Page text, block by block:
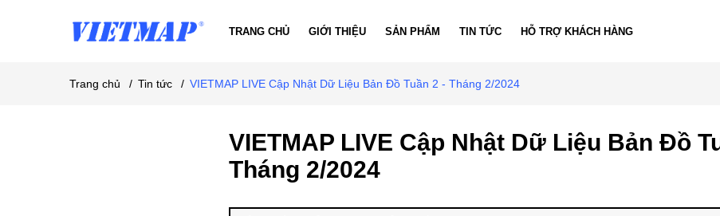
TRANG CHỦ GIỚI THIỆU SẢN PHẨM TIN TỨC HỖ TRỢ KHÁCH HÀNG
Trang chủ / Tin tức / VIETMAP LIVE Cập Nhật Dữ Liệu Bản Đồ Tuần 2 - Tháng 2/2024
VIETMAP LIVE Cập Nhật Dữ Liệu Bản Đồ
Tháng 2/2024